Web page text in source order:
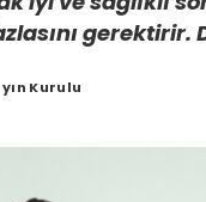
gerektirir.
Kurulu